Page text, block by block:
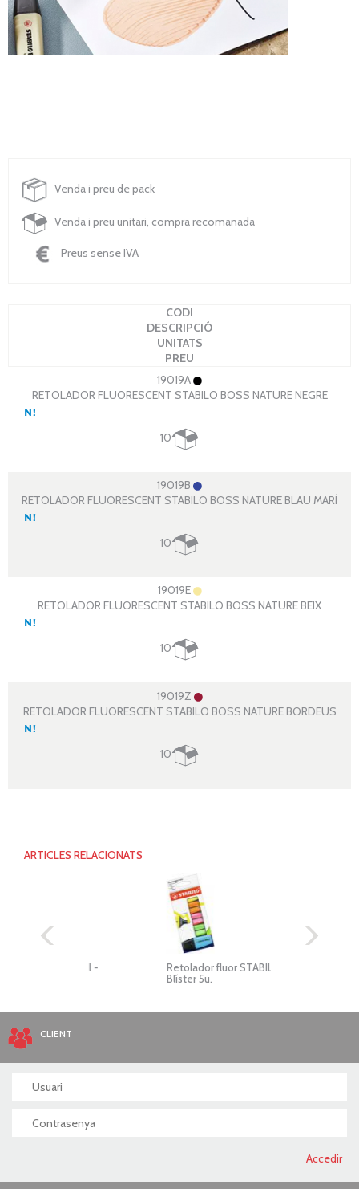
Venda i preu de pack
Venda i preu unitari, compra recomanada
Preus sense IVA
CODI
DESCRIPCIÓ
UNITATS
PREU
19019A
RETOLADOR FLUORESCENT STABILO BOSS NATURE NEGRE
10
19019B
RETOLADOR FLUORESCENT STABILO BOSS NATURE BLAU MARÍ
10
19019E
RETOLADOR FLUORESCENT STABILO BOSS NATURE BEIX
10
19019Z
RETOLADOR FLUORESCENT STABILO BOSS NATURE BORDEUS
10
ARTICLES RELACIONATS
Retolador fluor STABILO Boss mini -
CLIENT